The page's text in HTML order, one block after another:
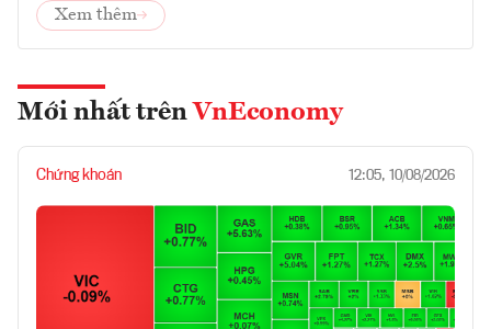
Xem thêm
Mới nhất trên VnEconomy
Chứng khoán 12:05, 10/08/2026